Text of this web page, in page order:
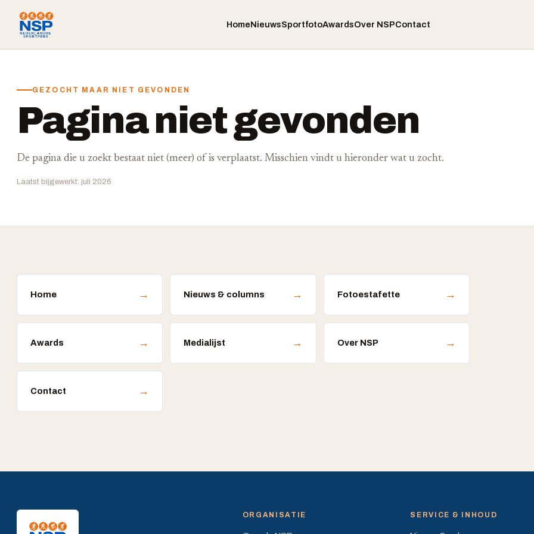
HomeNieuwsSportfotoAwardsOver NSPContact
GEZOCHT MAAR NIET GEVONDEN
Pagina niet gevonden
De pagina die u zoekt bestaat niet (meer) of is verplaatst. Misschien vindt u hieronder wat u zocht.
Laatst bijgewerkt: juli 2026
Home → Nieuws & columns → Fotoestafette →
Awards → Medialijst → Over NSP →
Contact →
ORGANISATIE SERVICE & INHOUD